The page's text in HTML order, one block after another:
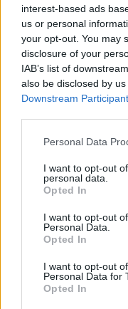
interest-based ads
us or personal
your opt-out. You may
disclosure of your
IAB’s list of
also be disclosed by
Downstream
Please note that this
not limited to your visit
grant or deny consent
use your data for
consent section.
Personal Data
I want to opt-out
personal data.
Opted In
I want to opt-out
Personal Data.
Opted In
I want to opt-out
Personal Data for
Opted In
AUTORE